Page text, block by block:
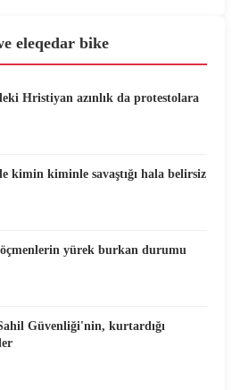
eleqedar bike
Hristiyan azınlık da protestolara
kimin kiminle savaştığı hala belirsiz
yürek burkan durumu
Güvenliği'nin, kurtardığı